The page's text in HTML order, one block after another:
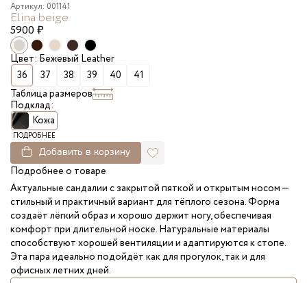
Артикул: 001141
Elina beige
5900 ₽
Цвет: Бежевый Leather
36
37 38 39 40
41
Таблица размеров
Подклад:
Кожа
ПОДРОБНЕЕ
Добавить в корзину
Подробнее о товаре
Актуальные сандалии с закрытой пяткой и открытым носом —
стильный и практичный вариант для тёплого сезона. Форма
создаёт лёгкий образ и хорошо держит ногу, обеспечивая
комфорт при длительной носке. Натуральные материалы
способствуют хорошей вентиляции и адаптируются к стопе.
Эта пара идеально подойдёт как для прогулок, так и для
офисных летних дней.